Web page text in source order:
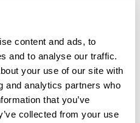
content and ads, to
and to analyse our traffic.
your use of our site with
and analytics partners who
that you’ve
collected from your use
unabhängig von
verdient es, mit
Diskriminierung oder
keinen Platz.
du selbst zu sein.